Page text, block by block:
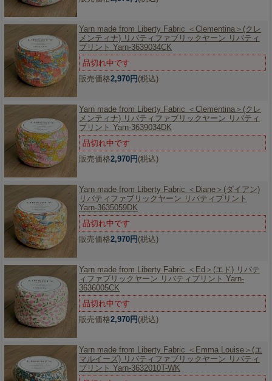
Yarn made from Liberty Fabric ＜Clementina＞(クレ
メンティナ) リバティファブリックヤーン リバティ
プリント Yarn-3639034CK
品切れ中です
販売価格2,970円 (税込)
Yarn made from Liberty Fabric ＜Clementina＞(クレ
メンティナ) リバティファブリックヤーン リバティ
プリント Yarn-3639034DK
品切れ中です
販売価格2,970円 (税込)
Yarn made from Liberty Fabric ＜Diane＞(ダイアン)
リバティファブリックヤーン リバティプリント
Yarn-3635059DK
品切れ中です
販売価格2,970円 (税込)
Yarn made from Liberty Fabric ＜Ed＞(エド) リバテ
ィファブリックヤーン リバティプリント Yarn-
3636005CK
品切れ中です
販売価格2,970円 (税込)
Yarn made from Liberty Fabric ＜Emma Louise＞(エ
マルイーズ) リバティファブリックヤーン リバティ
プリント Yarn-3632010T-WK